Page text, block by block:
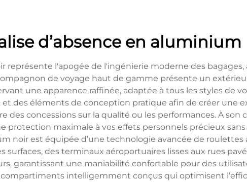
d’absence en aluminium
représente l'apogée de l'ingénierie moderne des
de voyage haut de gamme présente un
une apparence raffinée, adaptée à tous les styles de
des éléments de conception pratique afin de créer une
des concessions sur la qualité ou les performances. À
protection maximale à vos effets personnels précieux
noir est équipée d’une technologie avancée de
surfaces, des terminaux aéroportuaires lisses aux rues
garantissant une maniabilité confortable pour des
intelligemment conçus qui optimisent